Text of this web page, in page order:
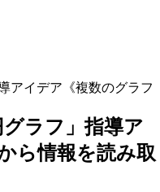
アイデア《複数のグラフ
ラフ」指導ア
ら情報を読み取